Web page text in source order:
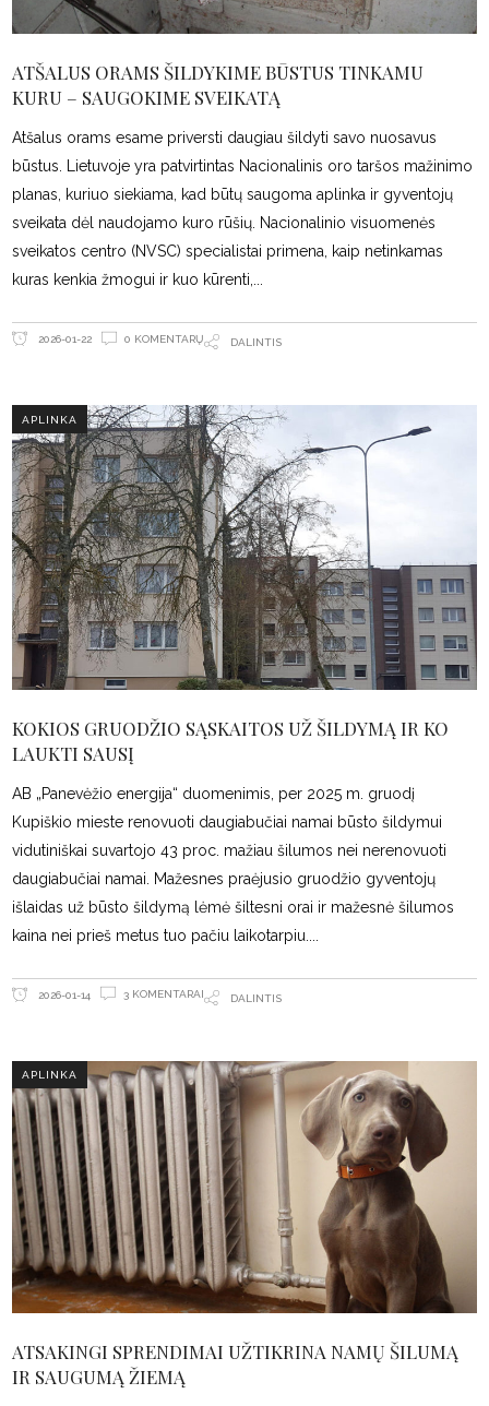
ATŠALUS ORAMS ŠILDYKIME BŪSTUS TINKAMU
KURU – SAUGOKIME SVEIKATĄ
Atšalus orams esame priversti daugiau šildyti savo nuosavus
būstus. Lietuvoje yra patvirtintas Nacionalinis oro taršos mažinimo
planas, kuriuo siekiama, kad būtų saugoma aplinka ir gyventojų
sveikata dėl naudojamo kuro rūšių. Nacionalinio visuomenės
sveikatos centro (NVSC) specialistai primena, kaip netinkamas
kuras kenkia žmogui ir kuo kūrenti,
2026-01-22 0 KOMENTARŲ DALINTIS
APLINKA
KOKIOS GRUODŽIO SĄSKAITOS UŽ ŠILDYMĄ IR KO
LAUKTI SAUSĮ
AB „Panevėžio energija“ duomenimis, per 2025 m. gruodį
Kupiškio mieste renovuoti daugiabučiai namai būsto šildymui
vidutiniškai suvartojo 43 proc. mažiau šilumos nei nerenovuoti
daugiabučiai namai. Mažesnes praėjusio gruodžio gyventojų
išlaidas už būsto šildymą lėmė šiltesni orai ir mažesnė šilumos
kaina nei prieš metus tuo pačiu laikotarpiu.
2026-01-14 3 KOMENTARAI DALINTIS
APLINKA
ATSAKINGI SPRENDIMAI UŽTIKRINA NAMŲ ŠILUMĄ
IR SAUGUMĄ ŽIEMĄ